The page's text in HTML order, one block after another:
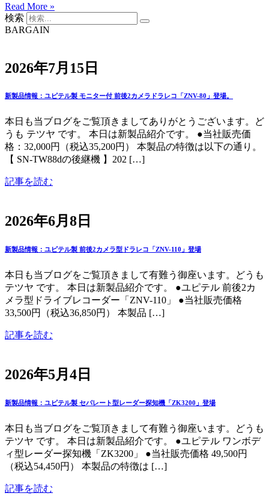
Read More »
検索
BARGAIN
2026年7月15日
新製品情報：ユピテル製 モニター付 前後2カメラドラレコ「ZNV-80」登場。
本日も当ブログをご覧頂きましてありがとうございます。ど
うも テツヤ です。 本日は新製品紹介です。 ●当社販売価
格：32,000円（税込35,200円） 本製品の特徴は以下の通り。
【 SN-TW88dの後継機 】202 […]
記事を読む
2026年6月8日
新製品情報：ユピテル製 前後2カメラ型ドラレコ「ZNV-110」登場
本日も当ブログをご覧頂きまして有難う御座います。どうも
テツヤ です。 本日は新製品紹介です。 ●ユピテル 前後2カ
メラ型ドライブレコーダー「ZNV-110」 ●当社販売価格
33,500円（税込36,850円） 本製品 […]
記事を読む
2026年5月4日
新製品情報：ユピテル製 セパレート型レーダー探知機「ZK3200」登場
本日も当ブログをご覧頂きまして有難う御座います。どうも
テツヤ です。 本日は新製品紹介です。 ●ユピテル ワンボデ
ィ型レーダー探知機「ZK3200」 ●当社販売価格 49,500円
（税込54,450円） 本製品の特徴は […]
記事を読む